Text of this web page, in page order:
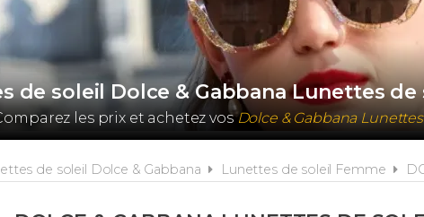
de soleil Dolce & Gabbana Lunettes de
les prix et achetez vosDolce & Gabbana
de soleil Dolce & Gabbana Lunettes de soleil Femme